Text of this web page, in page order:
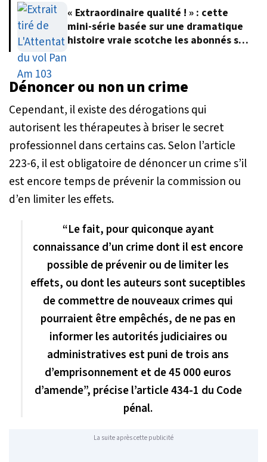
« Extraordinaire qualité ! » : cette
mini-série basée sur une dramatique
histoire vraie scotche les abonnés sur
Dénoncer ou non un crime
Cependant, il existe des dérogations qui
autorisent les thérapeutes à briser le secret
professionnel dans certains cas. Selon l’article
223-6, il est obligatoire de dénoncer un crime s’il
est encore temps de prévenir la commission ou
d’en limiter les effets.
“Le fait, pour quiconque ayant
connaissance d’un crime dont il est encore
possible de prévenir ou de limiter les
effets, ou dont les auteurs sont suceptibles
de commettre de nouveaux crimes qui
pourraient être empêchés, de ne pas en
informer les autorités judiciaires ou
administratives est puni de trois ans
d’emprisonnement et de 45 000 euros
d’amende”, précise l’article 434-1 du Code
pénal.
La suite après cette publicité